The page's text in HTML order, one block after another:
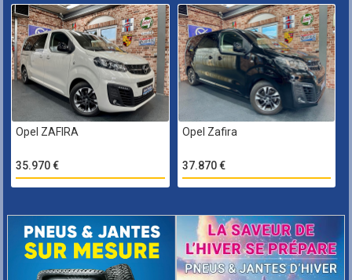
Opel ZAFIRA
35.970 €
Opel Zafira
37.870 €